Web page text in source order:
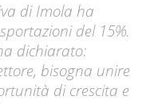
di Imola ha
del 15%.
dichiarato:
bisogna unire
di crescita e